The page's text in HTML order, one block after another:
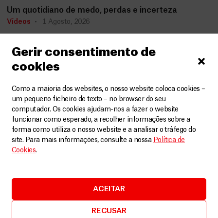
Gerir consentimento de
cookies
Como a maioria dos websites, o nosso website coloca cookies –
um pequeno ficheiro de texto – no browser do seu
computador. Os cookies ajudam-nos a fazer o website
funcionar como esperado, a recolher informações sobre a
forma como utiliza o nosso website e a analisar o tráfego do
site. Para mais informações, consulte a nossa Política de
Cookies.
ACEITAR
RECUSAR
Um quotidiano de medo, perdas e incerteza
Vídeos 1 Agosto, 2026
LEIA MAIS